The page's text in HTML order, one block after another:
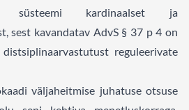
süsteemi kardinaalset ja
sest kavandatav AdvS § 37 p 4 on
reguleerivate
väljaheitmise juhatuse otsuse